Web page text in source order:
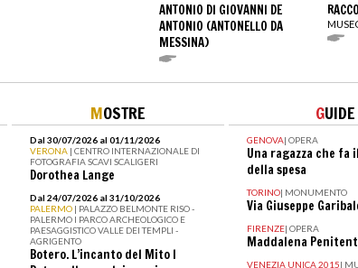
ANTONIO DI GIOVANNI DE
ANTONIO (ANTONELLO DA
MESSINA)
MOSTRE
Dal 30/07/2026 al 01/11/2026
VERONA | CENTRO INTERNAZIONALE DI
FOTOGRAFIA SCAVI SCALIGERI
Dorothea Lange
Dal 24/07/2026 al 31/10/2026
PALERMO | PALAZZO BELMONTE RISO -
PALERMO I PARCO ARCHEOLOGICO E
PAESAGGISTICO VALLE DEI TEMPLI -
AGRIGENTO
Botero. L’incanto del Mito I
GUIDE
GENOVA| OPERA
Una ragazza che fa
della spesa
TORINO| MONUMENTO
Via Giuseppe
FIRENZE| OPERA
Maddalena
VENEZIA UNICA 2015|